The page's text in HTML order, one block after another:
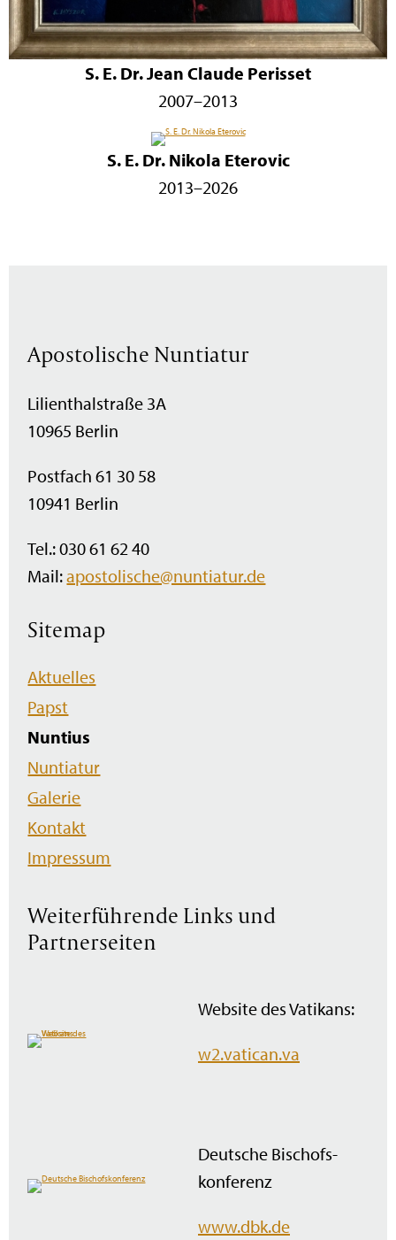
S. E. Dr. Jean Claude Perisset
2007–2013
S. E. Dr. Nikola Eterovic
2013–2026
Apostolische Nuntiatur
Lilienthalstraße 3A
10965 Berlin
Postfach 61 30 58
10941 Berlin
Tel.: 030 61 62 40
Mail:apostolische@nuntiatur.de
Sitemap
Navigation
überspringen
Aktuelles
Papst
Nuntius
Nuntiatur
Galerie
Kontakt
Impressum
Weiterführende Links und
Partnerseiten
Website des Vatikans:
w2.vatican.va
Deutsche Bischofs­
konferenz
www.dbk.de